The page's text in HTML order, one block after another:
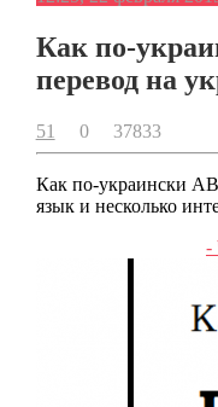
Как по-
перевод на
51 0 37833
Как по-украински
язык и несколько
-